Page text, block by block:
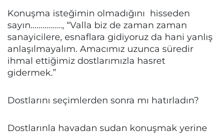
Konuşma isteğimin olmadığını hisseden
sayın……………., “Valla biz de zaman zaman
sanayicilere, esnaflara gidiyoruz da hani yanlış
anlaşılmayalım. Amacımız uzunca süredir
ihmal ettiğimiz dostlarımızla hasret
gidermek.”
Dostlarını seçimlerden sonra mı hatırladın?
Dostlarınla havadan sudan konuşmak yerine